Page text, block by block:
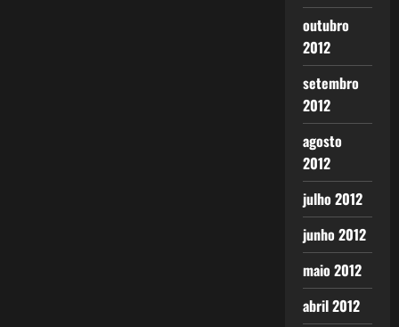
outubro
2012
setembro
2012
agosto
2012
julho 2012
junho 2012
maio 2012
abril 2012